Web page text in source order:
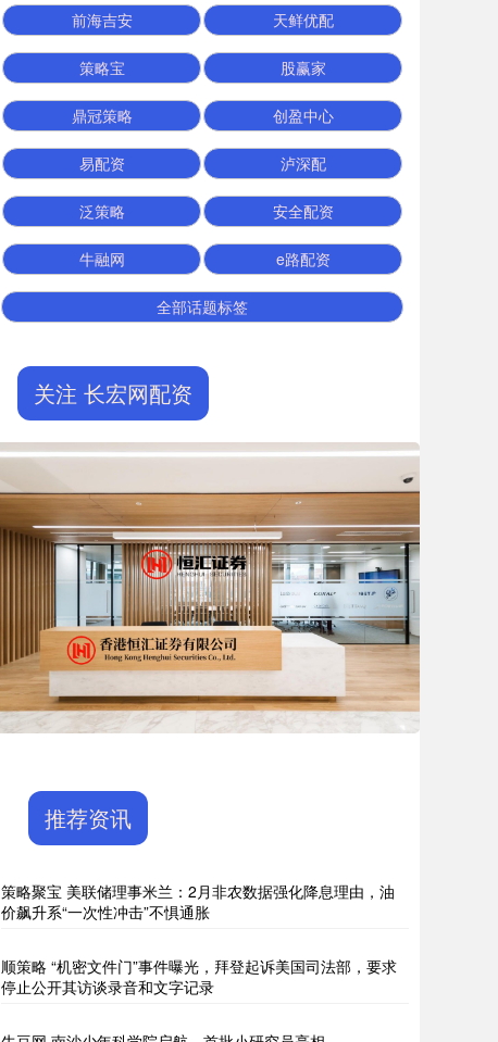
前海吉安 天鲜优配
策略宝 股赢家
鼎冠策略 创盈中心
易配资 泸深配
泛策略 安全配资
牛融网 e路配资
全部话题标签
关注 长宏网配资
推荐资讯
策略聚宝 美联储理事米兰：2月非农数据强化降息理由，油
价飙升系“一次性冲击”不惧通胀
顺策略 “机密文件门”事件曝光，拜登起诉美国司法部，要求
停止公开其访谈录音和文字记录